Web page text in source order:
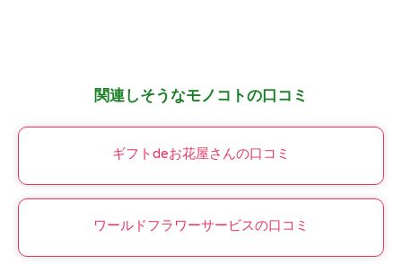
関連しそうなモノコトの口コミ
ギフトdeお花屋さんの口コミ
ワールドフラワーサービスの口コミ